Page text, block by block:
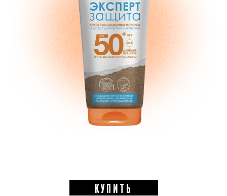
КУПИТЬ